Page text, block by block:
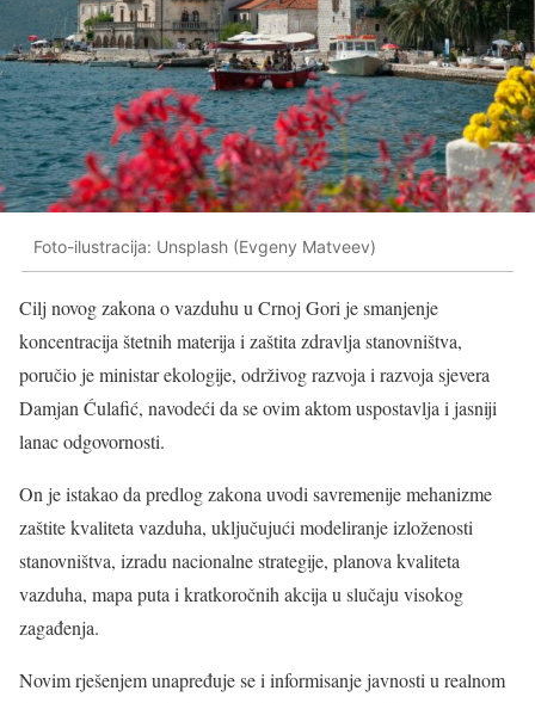
Foto-ilustracija: Unsplash (Evgeny Matveev)
Cilj novog zakona o vazduhu u Crnoj Gori je smanjenje
koncentracija štetnih materija i zaštita zdravlja stanovništva,
poručio je ministar ekologije, održivog razvoja i razvoja sjevera
Damjan Ćulafić, navodeći da se ovim aktom uspostavlja i jasniji
lanac odgovornosti.
On je istakao da predlog zakona uvodi savremenije mehanizme
zaštite kvaliteta vazduha, uključujući modeliranje izloženosti
stanovništva, izradu nacionalne strategije, planova kvaliteta
vazduha, mapa puta i kratkoročnih akcija u slučaju visokog
zagađenja.
Novim rješenjem unapređuje se i informisanje javnosti u realnom